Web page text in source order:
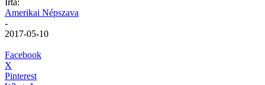
Amerikai Népszava
-
2017-05-10
Facebook
X
Pinterest